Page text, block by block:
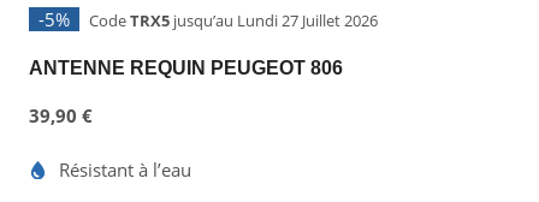
-5% CodeTRX5 jusqu’au Lundi 27 Juillet 2026
ANTENNE REQUIN PEUGEOT 806
39,90 €
Résistant à l’eau